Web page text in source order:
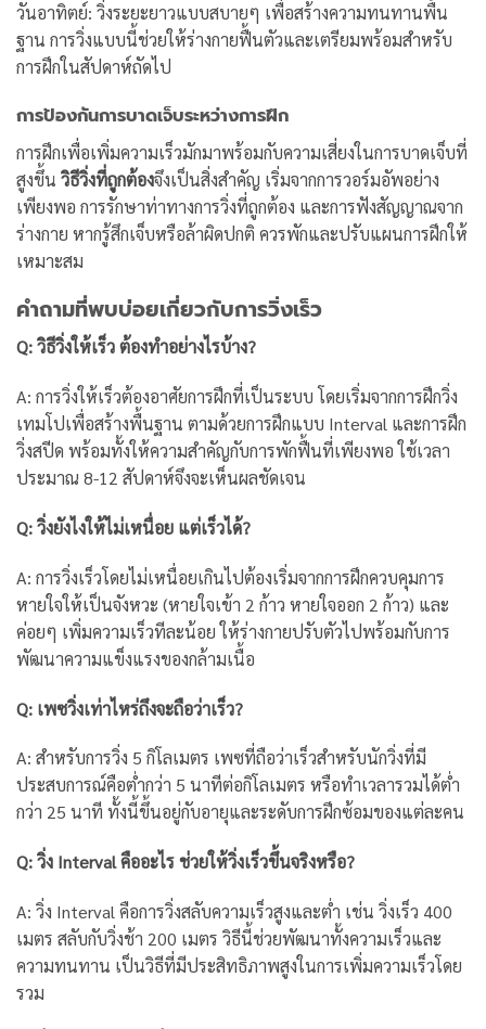
วันอาทิตย์: วิ่งระยะยาวแบบสบายๆ เพื่อสร้างความทนทานพื้น
ฐาน การวิ่งแบบนี้ช่วยให้ร่างกายฟื้นตัวและเตรียมพร้อมสำหรับ
การฝึกในสัปดาห์ถัดไป
การป้องกันการบาดเจ็บระหว่างการฝึก
การฝึกเพื่อเพิ่มความเร็วมักมาพร้อมกับความเสี่ยงในการบาดเจ็บที่
สูงขึ้น วิธีวิ่งที่ถูกต้องจึงเป็นสิ่งสำคัญ เริ่มจากการวอร์มอัพอย่าง
เพียงพอ การรักษาท่าทางการวิ่งที่ถูกต้อง และการฟังสัญญาณจาก
ร่างกาย หากรู้สึกเจ็บหรือล้าผิดปกติ ควรพักและปรับแผนการฝึกให้
เหมาะสม
คำถามที่พบบ่อยเกี่ยวกับการวิ่งเร็ว
Q: วิธีวิ่งให้เร็ว ต้องทำอย่างไรบ้าง?
A: การวิ่งให้เร็วต้องอาศัยการฝึกที่เป็นระบบ โดยเริ่มจากการฝึกวิ่ง
เทมโปเพื่อสร้างพื้นฐาน ตามด้วยการฝึกแบบ Interval และการฝึก
วิ่งสปีด พร้อมทั้งให้ความสำคัญกับการพักฟื้นที่เพียงพอ ใช้เวลา
ประมาณ 8-12 สัปดาห์จึงจะเห็นผลชัดเจน
Q: วิ่งยังไงให้ไม่เหนื่อย แต่เร็วได้?
A: การวิ่งเร็วโดยไม่เหนื่อยเกินไปต้องเริ่มจากการฝึกควบคุมการ
หายใจให้เป็นจังหวะ (หายใจเข้า 2 ก้าว หายใจออก 2 ก้าว) และ
ค่อยๆ เพิ่มความเร็วทีละน้อย ให้ร่างกายปรับตัวไปพร้อมกับการ
พัฒนาความแข็งแรงของกล้ามเนื้อ
Q: เพซวิ่งเท่าไหร่ถึงจะถือว่าเร็ว?
A: สำหรับการวิ่ง 5 กิโลเมตร เพซที่ถือว่าเร็วสำหรับนักวิ่งที่มี
ประสบการณ์คือต่ำกว่า 5 นาทีต่อกิโลเมตร หรือทำเวลารวมได้ต่ำ
กว่า 25 นาที ทั้งนี้ขึ้นอยู่กับอายุและระดับการฝึกซ้อมของแต่ละคน
Q: วิ่ง Interval คืออะไร ช่วยให้วิ่งเร็วขึ้นจริงหรือ?
A: วิ่ง Interval คือการวิ่งสลับความเร็วสูงและต่ำ เช่น วิ่งเร็ว 400
เมตร สลับกับวิ่งช้า 200 เมตร วิธีนี้ช่วยพัฒนาทั้งความเร็วและ
ความทนทาน เป็นวิธีที่มีประสิทธิภาพสูงในการเพิ่มความเร็วโดย
รวม